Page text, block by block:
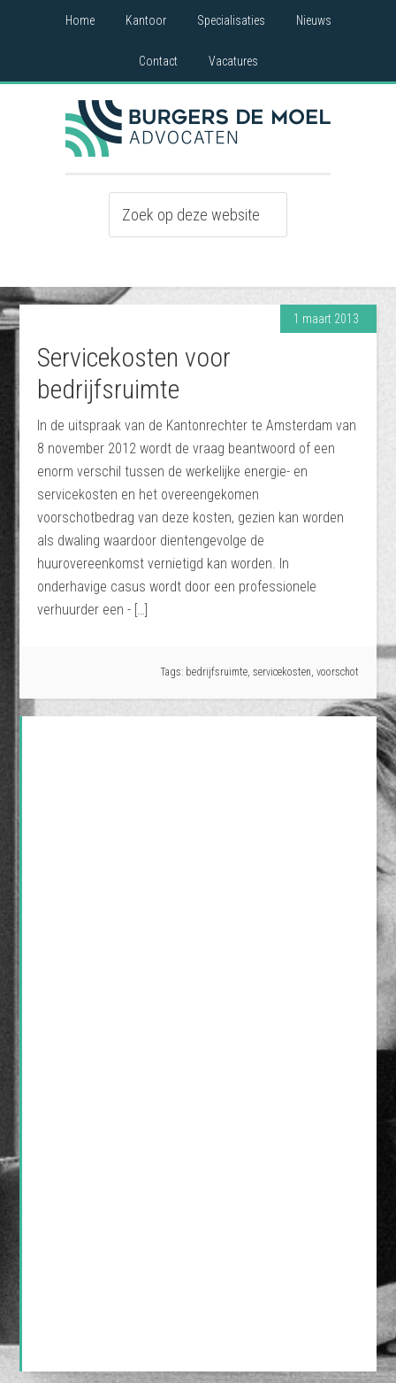
Home Kantoor Specialisaties Nieuws
Contact Vacatures
1 maart 2013
Servicekosten voor
bedrijfsruimte
In de uitspraak van de Kantonrechter te Amsterdam van
8 november 2012 wordt de vraag beantwoord of een
enorm verschil tussen de werkelijke energie- en
servicekosten en het overeengekomen
voorschotbedrag van deze kosten, gezien kan worden
als dwaling waardoor dientengevolge de
huurovereenkomst vernietigd kan worden. In
onderhavige casus wordt door een professionele
verhuurder een - […]
Tags: bedrijfsruimte, servicekosten, voorschot